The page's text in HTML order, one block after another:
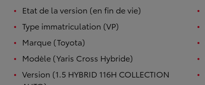
Etat de la version (en fin de vie)
Type immatriculation (VP)
Marque (Toyota)
Modèle (Yaris Cross Hybride)
Version (1.5 HYBRID 116H COLLECTION